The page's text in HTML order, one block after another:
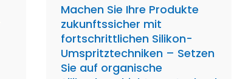
Machen Sie Ihre Produkte
zukunftssicher mit
fortschrittlichen Silikon-
Umspritztechniken – Setzen
Sie auf organische